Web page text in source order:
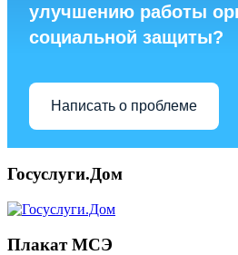
улучшению работы
социальной защиты?
Написать о проблеме
Госуслуги.Дом
Плакат МСЭ